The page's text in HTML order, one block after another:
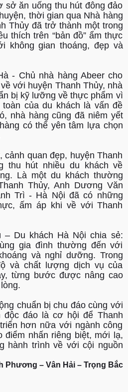
sở ăn uống thu hút đông đảo
thời gian qua Nhà hàng
Thủy đã trở thành một trong
thích trên “bản đồ” ẩm thực
không gian thoáng, đẹp và
- Chủ nhà hàng Abeer cho
với huyện Thanh Thủy, nhà
bị kỹ lưỡng về thực phẩm vì
của du khách là vấn đề
nhà hàng cũng đã niêm yết
có thể yên tâm lựa chọn
quan đẹp, huyện Thanh
thu hút nhiều du khách về
Là một du khách thường
Thủy, Anh Dương Văn
Trì - Hà Nội đã có những
ấm áp khi về với Thanh
– Du khách Hà Nội chia sẻ:
gia đình thường đến với
và nghỉ dưỡng. Trong
và chất lượng dịch vụ của
từng bước được nâng cao
chuẩn bị chu đáo cùng với
độc đáo là cơ hội để Thanh
hơn nữa với ngành công
điểm nhấn riêng biệt, mới lạ,
hành trình về với cội nguồn
Phương – Vân Hải – Trọng Bắc